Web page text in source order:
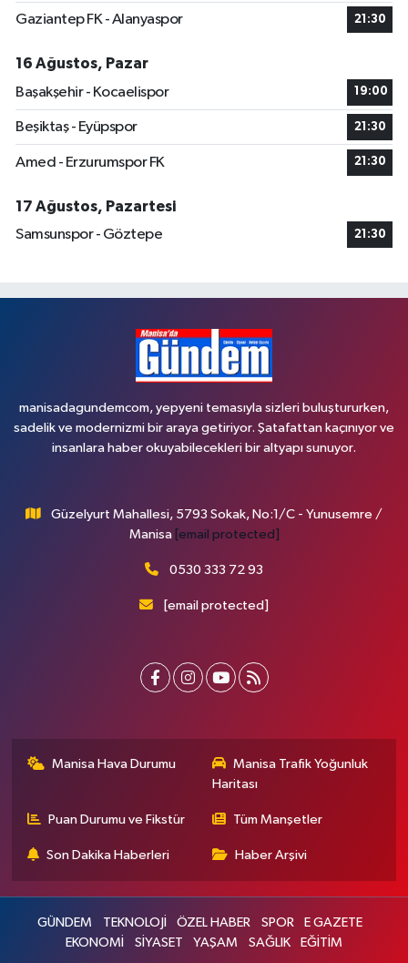
Gaziantep FK - Alanyaspor 21:30
16 Ağustos, Pazar
Başakşehir - Kocaelispor
19:00
Beşiktaş - Eyüpspor 21:30
Amed - Erzurumspor FK 21:30
17 Ağustos, Pazartesi
Samsunspor - Göztepe
21:30
manisadagundemcom, yepyeni temasıyla sizleri buluştururken,
sadelik ve modernizmi bir araya getiriyor. Şatafattan kaçınıyor ve
insanlara haber okuyabilecekleri bir altyapı sunuyor.
Güzelyurt Mahallesi, 5793 Sokak, No:1/C - Yunusemre /
Manisa [email protected]
0530 333 72 93
[email protected]
Manisa Hava Durumu
Manisa Trafik Yoğunluk
Haritası
Puan Durumu ve Fikstür Tüm Manşetler
Son Dakika Haberleri Haber Arşivi
GÜNDEM TEKNOLOJİ ÖZEL HABER SPOR
E GAZETE
EKONOMİ
SİYASET YAŞAM SAĞLIK EĞİTİM